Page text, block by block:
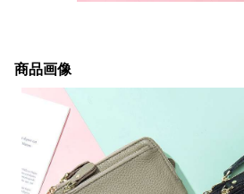
商品画像